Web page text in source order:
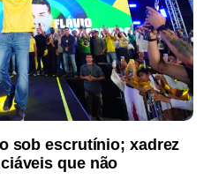
sob escrutínio; xadrez
que não